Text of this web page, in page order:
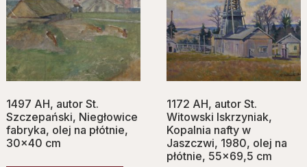
1497 AH, autor St.
Szczepański, Niegłowice
fabryka, olej na płótnie,
30×40 cm
1172 AH, autor St.
Witowski Iskrzyniak,
Kopalnia nafty w
Jaszczwi, 1980, olej na
płótnie, 55×69,5 cm